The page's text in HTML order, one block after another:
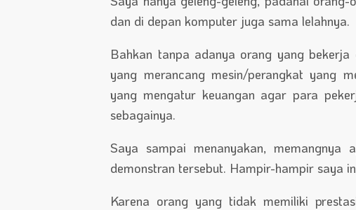
dan di depan komputer juga sama lelahnya.
Bahkan tanpa adanya orang yang
yang merancang mesin/perangkat yang
yang mengatur keuangan agar para
sebagainya.
Saya sampai menanyakan,
demonstran tersebut. Hampir-hampir saya
Karena orang yang tidak memiliki